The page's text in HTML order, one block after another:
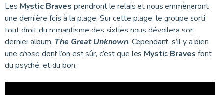
Les Mystic Braves prendront le relais et nous emmèneront
une dernière fois à la plage. Sur cette plage, le groupe sorti
tout droit du romantisme des sixties nous dévoilera son
dernier album, The Great Unknown. Cependant, s’il y a bien
une chose dont l’on est sûr, c’est que les Mystic Braves font
du psyché, et du bon.